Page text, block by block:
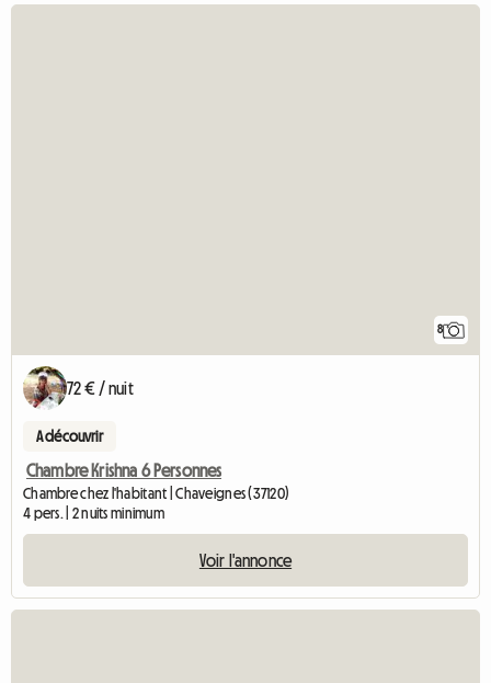
8
72 € / nuit
A découvrir
Chambre Krishna 6 Personnes
Chambre chez l'habitant | Chaveignes (37120)
4 pers. | 2 nuits minimum
Voir l'annonce